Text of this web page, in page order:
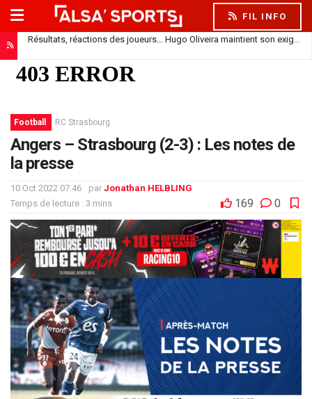
FIL INFO
Résultats, réactions des joueurs… Hugo Oliveira maintient son exigence
Football RC Strasbourg
Angers – Strasbourg (2-3) : Les notes de
la presse
10 Oct 2022 07:46 par Jonathan HELBLING
Temps de lecture : 3 mins
169 0